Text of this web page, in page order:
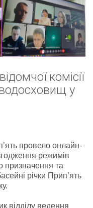
комісії
у
провело онлайн-
режимів
призначення та
річки Прип’ять
відділу ведення